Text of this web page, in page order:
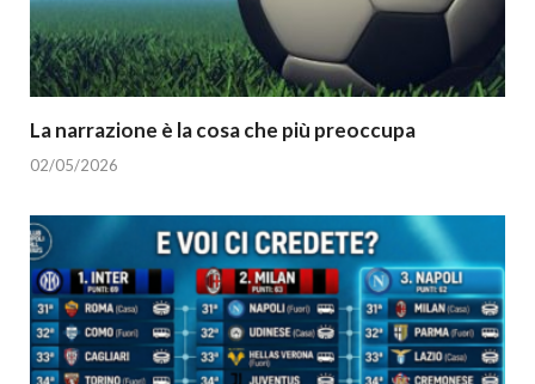
La narrazione è la cosa che più preoccupa
02/05/2026